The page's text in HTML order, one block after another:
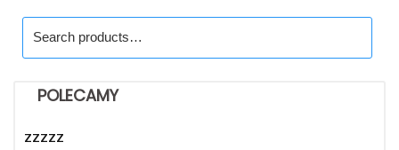
for:
POLECAMY
zzzzz